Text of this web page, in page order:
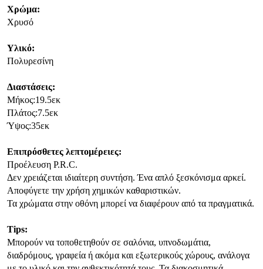
Χρώμα:
Χρυσό
Υλικό:
Πολυρεσίνη
Διαστάσεις:
Μήκος:19.5εκ
Πλάτος:7.5εκ
Ύψος:35εκ
Επιπρόσθετες λεπτομέρειες:
Προέλευση P.R.C.
Δεν χρειάζεται ιδιαίτερη συντήση. Ένα απλό ξεσκόνισμα αρκεί.
Αποφύγετε την χρήση χημικών καθαριστικών.
Τα χρώματα στην οθόνη μπορεί να διαφέρουν από τα πραγματικά.
Tips:
Μπορούν να τοποθετηθούν σε σαλόνια, υπνοδωμάτια,
διαδρόμους, γραφεία ή ακόμα και εξωτερικούς χώρους, ανάλογα